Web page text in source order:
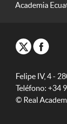
Academia
Felipe IV, 4 -
Teléfono: +34
© Real